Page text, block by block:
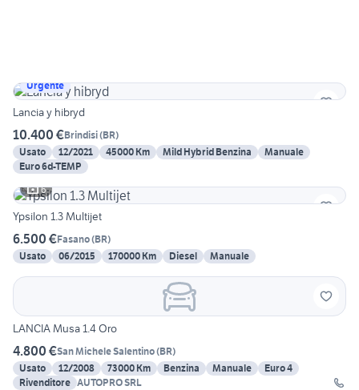
Urgente
Lancia y hibryd
10.400 €Brindisi(BR)
Usato
12/2021 45000 Km Mild Hybrid Benzina
Manuale
Euro 6d-TEMP
6
Ypsilon 1.3 Multijet
6.500 €Fasano(BR)
Usato
06/2015 170000 Km Diesel Manuale
LANCIA Musa 1.4 Oro
4.800 €San Michele Salentino(BR)
Usato
12/2008 73000 Km Benzina Manuale
Euro 4
Rivenditore AUTOPRO SRL